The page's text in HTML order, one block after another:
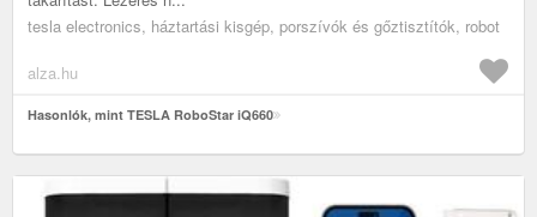
tesla electronics, háztartási kisgép, porszívók és gőztisztítók, robot
alza.hu
Hasonlók, mint TESLA RoboStar iQ660